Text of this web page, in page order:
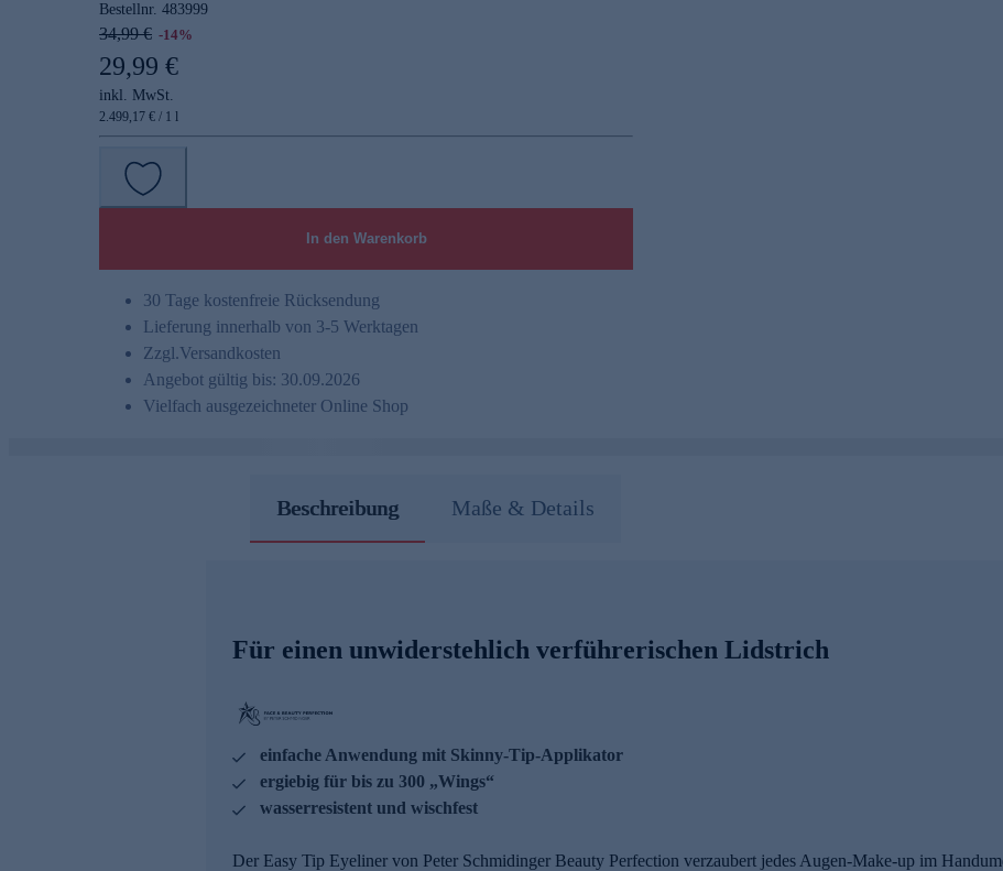
Bestellnr. 483999
34,99 € -14%
29,99 €
inkl. MwSt.
2.499,17 € / 1 l
In den Warenkorb
30 Tage kostenfreie Rücksendung
Lieferung innerhalb von 3-5 Werktagen
Zzgl.Versandkosten
Angebot gültig bis: 30.09.2026
Vielfach ausgezeichneter Online Shop
Beschreibung Maße & Details
Für einen unwiderstehlich verführerischen Lidstrich
einfache Anwendung mit Skinny-Tip-Applikator
ergiebig für bis zu 300 „Wings“
wasserresistent und wischfest
Der Easy Tip Eyeliner von Peter Schmidinger Beauty Perfection verzaubert jedes Augen-Make-up im